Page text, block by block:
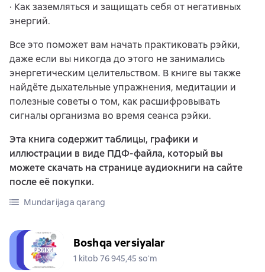
· Как заземляться и защищать себя от негативных
энергий.
Все это поможет вам начать практиковать рэйки,
даже если вы никогда до этого не занимались
энергетическим целительством. В книге вы также
найдёте дыхательные упражнения, медитации и
полезные советы о том, как расшифровывать
сигналы организма во время сеанса рэйки.
Эта книга содержит таблицы, графики и
иллюстрации в виде ПДФ-файла, который вы
можете скачать на странице аудиокниги на сайте
после её покупки.
Mundarijaga qarang
Boshqa versiyalar
1 kitob 76 945,45 soʻm